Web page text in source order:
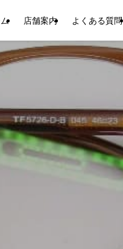
店舗案内 よくある質問